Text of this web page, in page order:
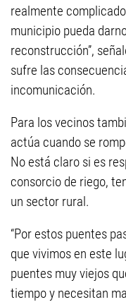
realmente
municipio pueda
reconstrucción”,
sufre las
incomunicación.
Para los vecinos
actúa cuando se
No está claro si es
consorcio de riego,
un sector rural.
“Por estos puentes
que vivimos en este
puentes muy viejos
tiempo y necesitan